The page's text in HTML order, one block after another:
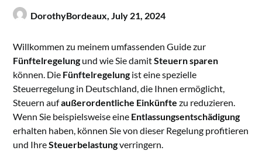
DorothyBordeaux,July 21, 2024
Willkommen zu meinem umfassenden Guide zur
Fünftelregelung und wie Sie damitSteuern sparen
können. Die Fünftelregelung ist eine spezielle
Steuerregelung in Deutschland, die Ihnen ermöglicht,
Steuern aufaußerordentliche Einkünfte zu reduzieren.
Wenn Sie beispielsweise eine Entlassungsentschädigung
erhalten haben, können Sie von dieser Regelung profitieren
und IhreSteuerbelastungverringern.